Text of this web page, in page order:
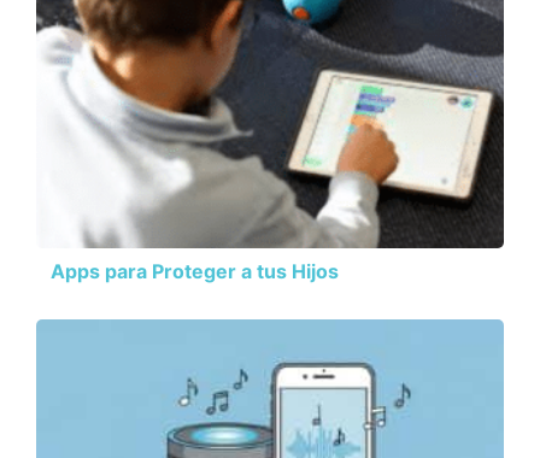
Apps para Proteger a tus Hijos